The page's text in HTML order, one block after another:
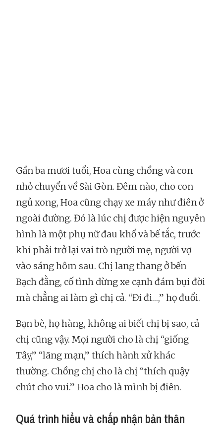
Gần ba mươi tuổi, Hoa cùng chồng và con
nhỏ chuyển về Sài Gòn. Đêm nào, cho con
ngủ xong, Hoa cũng chạy xe máy như điên ở
ngoài đường. Đó là lúc chị được hiện nguyên
hình là một phụ nữ đau khổ và bế tắc, trước
khi phải trở lại vai trò người mẹ, người vợ
vào sáng hôm sau. Chị lang thang ở bến
Bạch đằng, cố tình dừng xe cạnh đám bụi đời
mà chẳng ai làm gì chị cả. “Đi đi…,” họ đuổi.
Bạn bè, họ hàng, không ai biết chị bị sao, cả
chị cũng vậy. Mọi người cho là chị “giống
Tây,” “lãng mạn,” thích hành xử khác
thường. Chồng chị cho là chị “thích quậy
chút cho vui.” Hoa cho là mình bị điên.
Quá trình hiểu và chấp nhận bản thân